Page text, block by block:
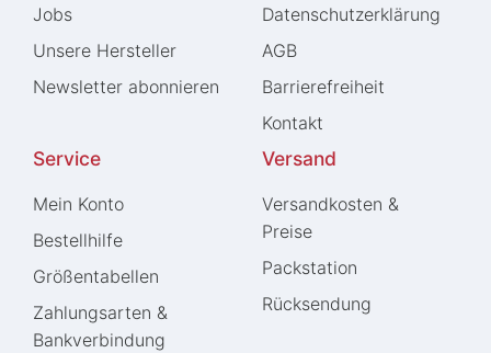
Jobs
Unsere Hersteller
Newsletter abonnieren
Daten­schutz­erklärung
AGB
Barrierefreiheit
Kontakt
Service
Mein Konto
Bestellhilfe
Größentabellen
Zahlungsarten &
Bankverbindung
Versand
Versandkosten &
Preise
Packstation
Rücksendung